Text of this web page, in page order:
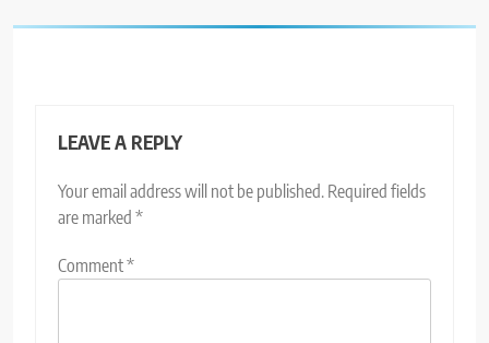
LEAVE A REPLY
Your email address will not be published. Required fields
are marked *
Comment*